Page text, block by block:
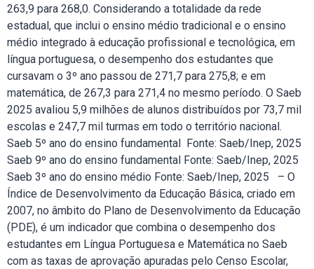
263,9 para 268,0. Considerando a totalidade da rede
estadual, que inclui o ensino médio tradicional e o ensino
médio integrado à educação profissional e tecnológica, em
língua portuguesa, o desempenho dos estudantes que
cursavam o 3º ano passou de 271,7 para 275,8; e em
matemática, de 267,3 para 271,4 no mesmo período. O Saeb
2025 avaliou 5,9 milhões de alunos distribuídos por 73,7 mil
escolas e 247,7 mil turmas em todo o território nacional.
Saeb 5º ano do ensino fundamental Fonte: Saeb/Inep, 2025
Saeb 9º ano do ensino fundamental Fonte: Saeb/Inep, 2025
Saeb 3º ano do ensino médio Fonte: Saeb/Inep, 2025 – O
Índice de Desenvolvimento da Educação Básica, criado em
2007, no âmbito do Plano de Desenvolvimento da Educação
(PDE), é um indicador que combina o desempenho dos
estudantes em Língua Portuguesa e Matemática no Saeb
com as taxas de aprovação apuradas pelo Censo Escolar,